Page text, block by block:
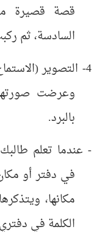
قصة قصيرة
السادسة، ثم
4- التصوير
وعرضت
بالبرد.
- عندما تعلم
في دفتر أو
مكانها،
الكلمة في